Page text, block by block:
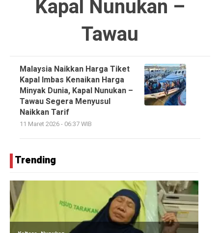
Kapal Nunukan –
Tawau
Malaysia Naikkan Harga Tiket
Kapal Imbas Kenaikan Harga
Minyak Dunia, Kapal Nunukan –
Tawau Segera Menyusul
Naikkan Tarif
11 Maret 2026 - 06:37 WIB
Trending